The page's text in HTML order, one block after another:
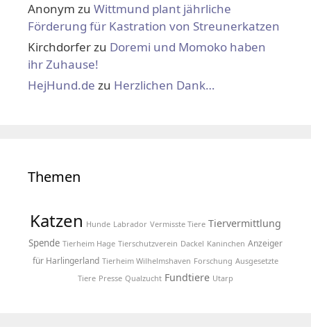
Anonym zu Wittmund plant jährliche
Förderung für Kastration von Streunerkatzen
Kirchdorferzu Doremi und Momoko haben
ihr Zuhause!
HejHund.de zu Herzlichen Dank…
Themen
Katzen Hunde Labrador Vermisste Tiere Tiervermittlung
Spende Tierheim Hage Tierschutzverein Dackel Kaninchen Anzeiger
für Harlingerland Tierheim Wilhelmshaven Forschung Ausgesetzte
Tiere Presse Qualzucht Fundtiere Utarp